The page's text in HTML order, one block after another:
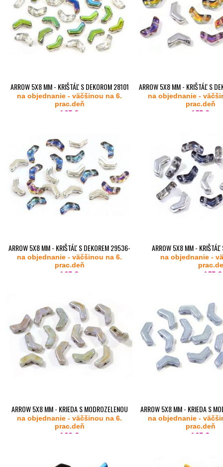
ARROW 5X8 MM - KRIŠTÁĽ S DEKOROM 28101
(VITRAIL)- 20KS
na objednanie - väčšinou na 6.
prac.deň
1,65 €
ARROW 5X8 MM - KRIŠTÁĽ S
20KS
na objednanie -
prac.deň
1,75 €
ARROW 5X8 MM - KRIŠTÁĽ S DEKOREM 29536-
20KS
na objednanie - väčšinou na 6.
prac.deň
1,65 €
ARROW 5X8 MM -
20KS
na objednanie -
1,75 €
ARROW 5X8 MM - KRIEDA S MODROZELENOU
LAZUROU 65431 - 20KS
na objednanie - väčšinou na 6.
prac.deň
1,80 €
ARROW 5X8 MM - KRIEDA S
14464 - 20KS
na objednanie -
prac.deň
1,65 €